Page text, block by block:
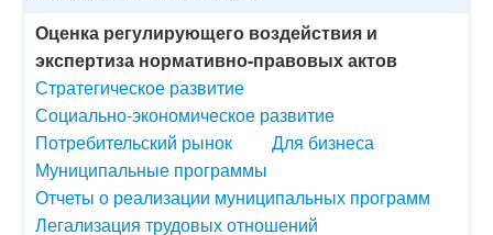
Оценка регулирующего воздействия и
экспертиза нормативно-правовых актов
Стратегическое развитие
Социально-экономическое развитие
Потребительский рынок
Для бизнеса
Муниципальные программы
Отчеты о реализации муниципальных программ
Легализация трудовых отношений